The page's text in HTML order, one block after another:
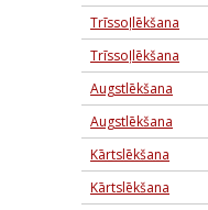
Trīssoļlēkšana
Trīssoļlēkšana
Augstlēkšana
Augstlēkšana
Kārtslēkšana
Kārtslēkšana